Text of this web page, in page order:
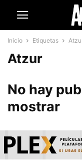
Inicio Etiquetas
Atzur
No hay
mostrar